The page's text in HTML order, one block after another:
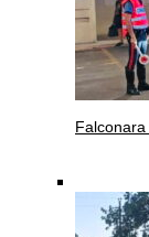
Falconara